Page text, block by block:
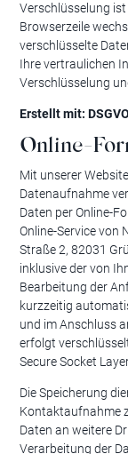
Verschlüsselung
Browserzeile
verschlüsselte
Ihre vertraulichen
Verschlüsselung
Erstellt mit:
Online-
Mit unserer
Datenaufnahme
Daten per Online-
Online-Service von
Straße 2, 82031
inklusive der von
Bearbeitung der
kurzzeitig
und im Anschluss
erfolgt
Secure Socket
Die Speicherung
Kontaktaufnahme
Daten an weitere
Verarbeitung der